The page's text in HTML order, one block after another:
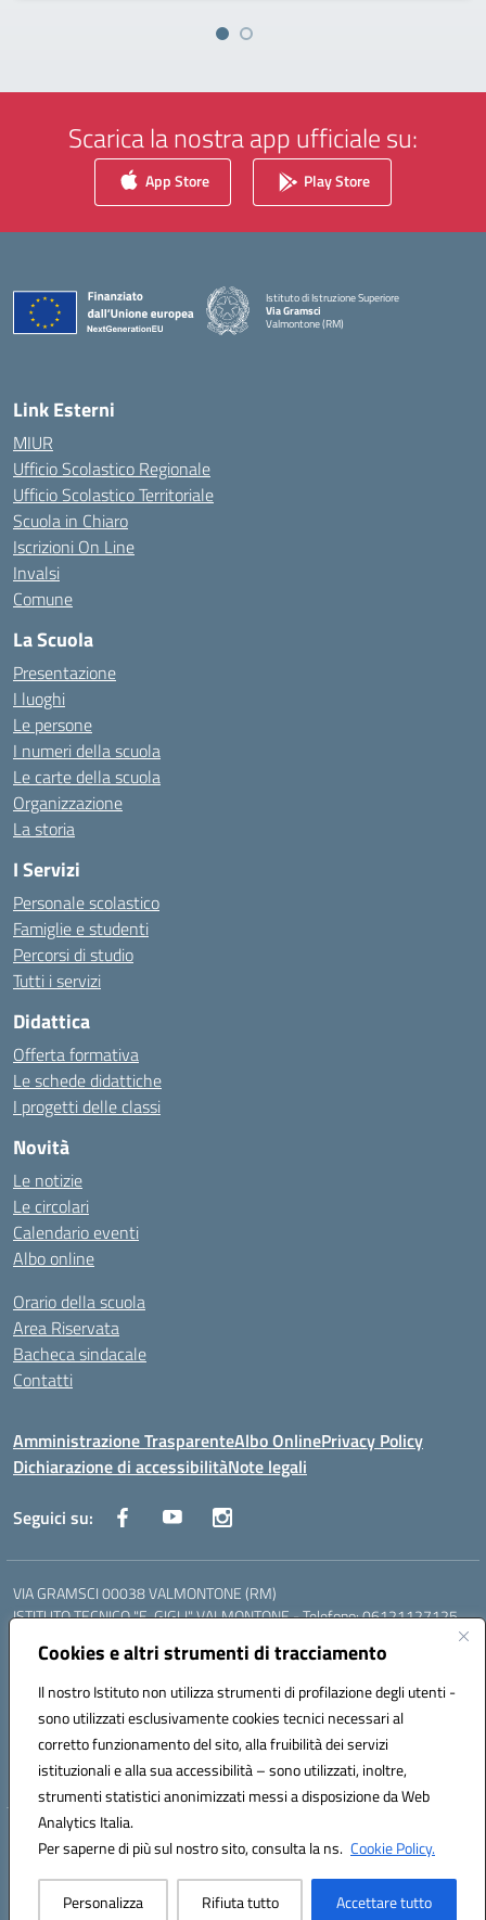
Cookies e altri strumenti di tracciamento
Il nostro Istituto non utilizza strumenti di profilazione degli utenti -
sono utilizzati esclusivamente cookies tecnici necessari al
corretto funzionamento del sito, alla fruibilità dei servizi
istituzionali e alla sua accessibilità – sono utilizzati, inoltre,
strumenti statistici anonimizzati messi a disposizione da Web
Analytics Italia.
Per saperne di più sul nostro sito, consulta la ns. Cookie Policy.
Personalizza Rifiuta tutto Accettare tutto
Scarica la nostra app ufficiale su:
App Store Play Store
Istituto di Istruzione Superiore
Via Gramsci
Valmontone (RM)
Link Esterni
MIUR
Ufficio Scolastico Regionale
Ufficio Scolastico Territoriale
Scuola in Chiaro
Iscrizioni On Line
Invalsi
Comune
La Scuola
Presentazione
I luoghi
Le persone
I numeri della scuola
Le carte della scuola
Organizzazione
La storia
I Servizi
Personale scolastico
Famiglie e studenti
Percorsi di studio
Tutti i servizi
Didattica
Offerta formativa
Le schede didattiche
I progetti delle classi
Novità
Le notizie
Le circolari
Calendario eventi
Albo online
Orario della scuola
Area Riservata
Bacheca sindacale
Contatti
Amministrazione TrasparenteAlbo OnlinePrivacy Policy
Dichiarazione di accessibilitàNote legali
Seguici su:
VIA GRAMSCI 00038 VALMONTONE (RM)
ISTITUTO TECNICO "E. GIGLI" VALMONTONE - Telefono: 06121127125
06121126825
LICEO DELLE SCIENZE UMANE "P.L. NERVI" SEGNI - Telefono:
Mail: RMIS099002@istruzione.it - PEC: RMIS099002@pec.istruzione.it
Codice meccanografico: RMIS099002
Codice fiscale: 95036960581
Hosting & Powered by 3D Solution S.r.l.
Concept & Design by Designers Italia